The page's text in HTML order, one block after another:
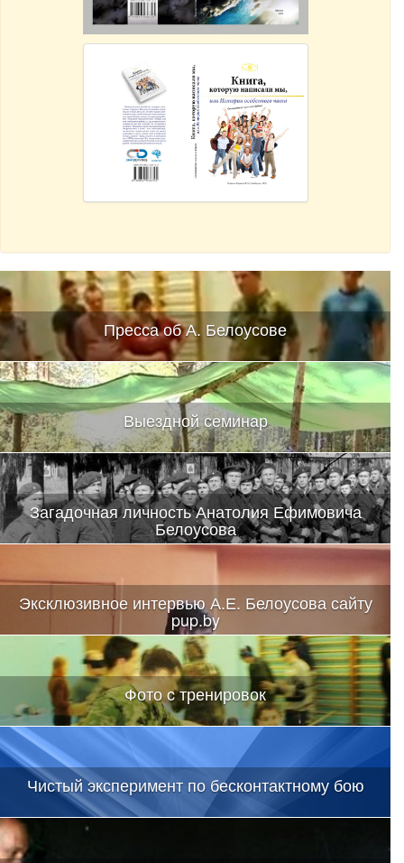
Пресса об А. Белоусове
Выездной семинар
Загадочная личность Анатолия Ефимовича
Белоусова
Эксклюзивное интервью А.Е. Белоусова сайту
pup.by
Фото c тренировок
Чистый эксперимент по бесконтактному бою